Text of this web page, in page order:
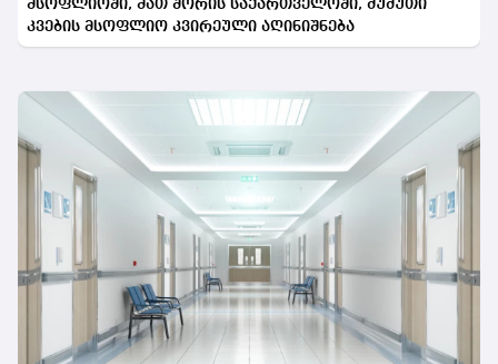
მსოფლიოში, მათ შორის საქართველოში, ძუძუთი
კვების მსოფლიო კვირეული აღინიშნება